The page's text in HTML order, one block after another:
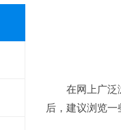
在网上广泛浏
后，建议浏览一